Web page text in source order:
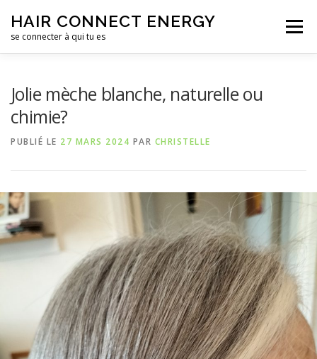
contenu
HAIR CONNECT ENERGY
se connecter à qui tu es
Menu
Jolie mèche blanche, naturelle ou
chimie?
PUBLIÉ LE 27 MARS 2024 PAR CHRISTELLE